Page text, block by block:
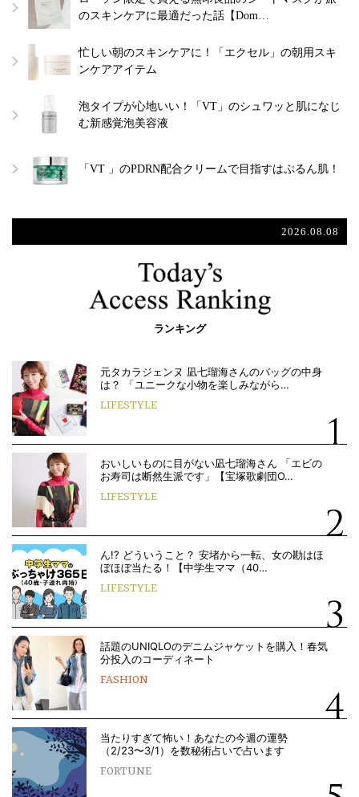
のスキンケアに最適だった話【Dom…
忙しい朝のスキンケアに！「エクセル」の朝用スキ
ンケアアイテム
泡タイプが心地いい！「VT」のシュワッと肌になじ
む新感覚泡美容液
「VT 」のPDRN配合クリームで目指すはぷるん肌！
2026.08.08
ランキング
元タカラジェンヌ 凪七瑠海さんのバッグの中身
は？ 「ユニークな小物を楽しみながら…
LIFESTYLE
おいしいものに目がない凪七瑠海さん 「エビの
お寿司は断然生派です」【宝塚歌劇団O…
LIFESTYLE
ん!? どういうこと？ 安堵から一転、女の勘はほ
ぼほぼ当たる！【中学生ママ（40…
LIFESTYLE
話題のUNIQLOのデニムジャケットを購入！春気
分投入のコーディネート
FASHION
当たりすぎて怖い！あなたの今週の運勢
（2/23〜3/1）を数秘術占いで占います
FORTUNE